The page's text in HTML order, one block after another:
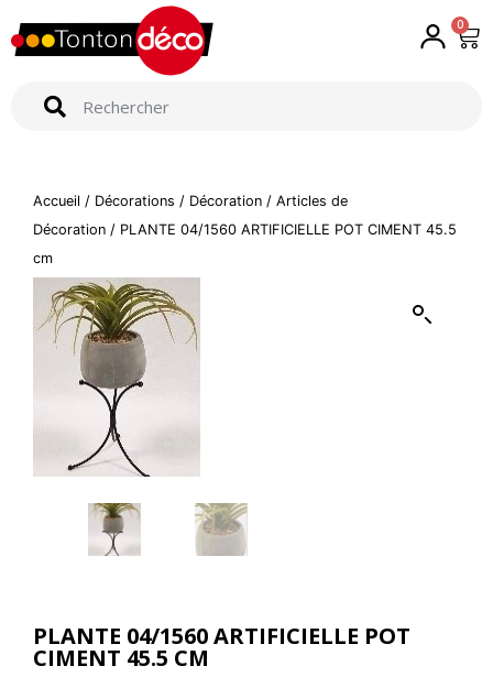
0
Accueil / Décorations / Décoration / Articles de
Décoration / PLANTE 04/1560 ARTIFICIELLE POT CIMENT 45.5
cm
PLANTE 04/1560 ARTIFICIELLE POT
CIMENT 45.5 CM